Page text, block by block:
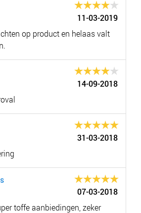
11-03-2019
op product en helaas valt
14-09-2018
31-03-2018
07-03-2018
toffe aanbiedingen, zeker